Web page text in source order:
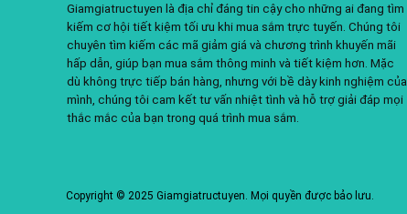
Giamgiatructuyen là địa chỉ đáng tin cậy cho những ai đang tìm
kiếm cơ hội tiết kiệm tối ưu khi mua sắm trực tuyến. Chúng tôi
chuyên tìm kiếm các mã giảm giá và chương trình khuyến mãi
hấp dẫn, giúp bạn mua sắm thông minh và tiết kiệm hơn. Mặc
dù không trực tiếp bán hàng, nhưng với bề dày kinh nghiệm của
mình, chúng tôi cam kết tư vấn nhiệt tình và hỗ trợ giải đáp mọi
thắc mắc của bạn trong quá trình mua sắm.
Copyright © 2025 Giamgiatructuyen. Mọi quyền được bảo lưu.